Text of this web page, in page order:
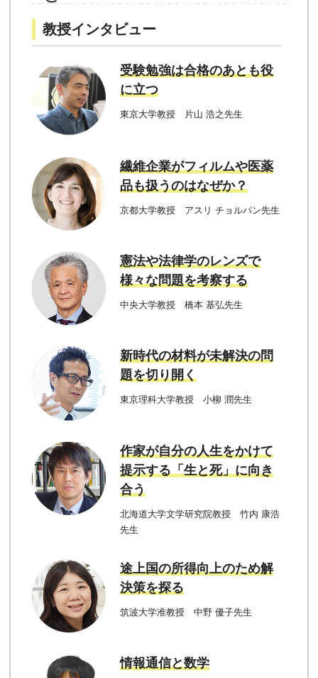
教授インタビュー
受験勉強は合格のあとも役
に立つ
東京大学教授 片山 浩之先生
繊維企業がフィルムや医薬
品も扱うのはなぜか？
京都大学教授 アスリ チョルパン先生
憲法や法律学のレンズで
様々な問題を考察する
中央大学教授 橋本 基弘先生
新時代の材料が未解決の問
題を切り開く
東京理科大学教授 小柳 潤先生
作家が自分の人生をかけて
提示する「生と死」に向き
合う
北海道大学文学研究院教授 竹内 康浩
先生
途上国の所得向上のため解
決策を探る
筑波大学准教授 中野 優子先生
情報通信と数学